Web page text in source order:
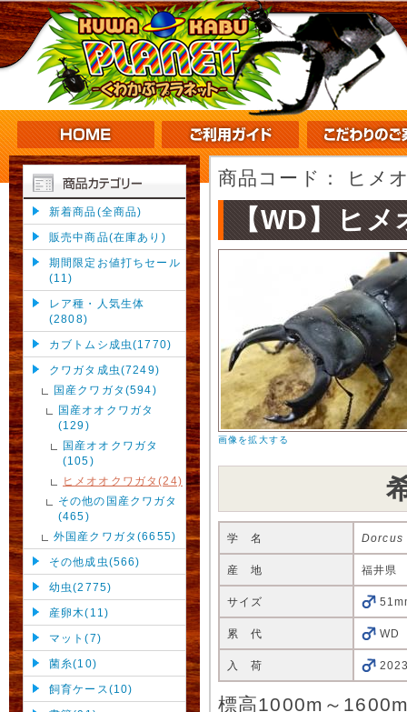
新着商品(全商品)
販売中商品(在庫あり)
期間限定お値打ちセール
(11)
レア種・人気生体
(2808)
カブトムシ成虫(1770)
クワガタ成虫(7249)
国産クワガタ(594)
国産オオクワガタ
(129)
国産オオクワガタ
(105)
ヒメオオクワガタ(24)
その他の国産クワガタ
(465)
外国産クワガタ(6655)
その他成虫(566)
幼虫(2775)
産卵木(11)
マット(7)
菌糸(10)
飼育ケース(10)
商品コード： ヒメ
【WD】ヒ
画像を拡大する
学 名 Dorcus
産 地 福井県
サイズ
累 代 WD
入 荷
標高1000m～